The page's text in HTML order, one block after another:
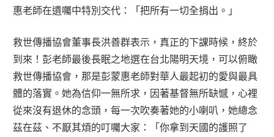
惠老師在遺囑中特別交代：「把所有一切全捐出。」
救世傳播協會董事長洪善群表示，真正的下課時候，終於
到來！彭老師最後長眠之地選在台北陽明天境，可以俯瞰
救世傳播協會，那是彭蒙惠老師對華人最起初的愛與最具
體的落實。她為信仰一無所求，因著基督無所缺憾，心裡
從來沒有退休的念頭，每一次吹奏著她的小喇叭，她總念
茲在茲、不厭其煩的叮囑大家：「你拿到天國的護照了